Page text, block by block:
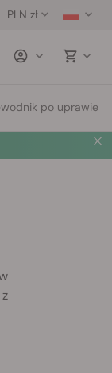
PLN zł
po uprawie